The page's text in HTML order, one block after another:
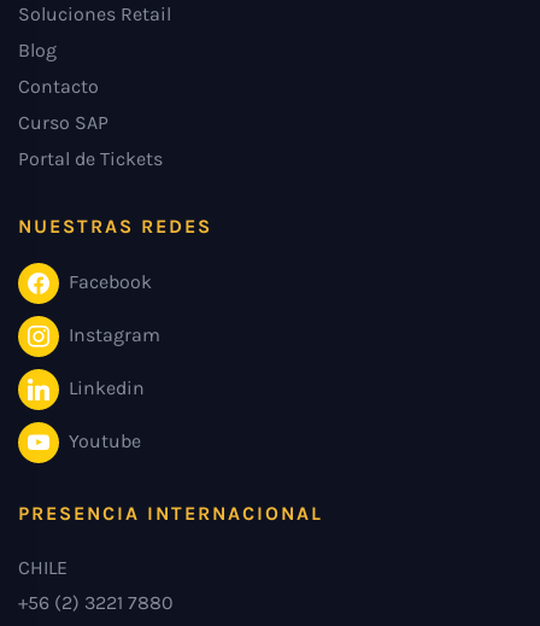
Soluciones Retail
Blog
Contacto
Curso SAP
Portal de Tickets
NUESTRAS REDES
Facebook
Instagram
Linkedin
Youtube
PRESENCIA INTERNACIONAL
CHILE
+56 (2) 3221 7880